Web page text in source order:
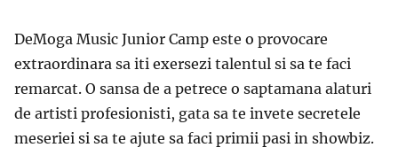
DeMoga Music Junior Camp este o provocare
extraordinara sa iti exersezi talentul si sa te faci
remarcat. O sansa de a petrece o saptamana alaturi
de artisti profesionisti, gata sa te invete secretele
meseriei si sa te ajute sa faci primii pasi in showbiz.